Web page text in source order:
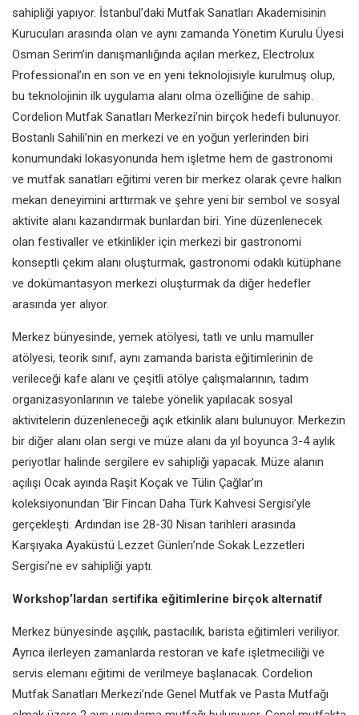
sahipliği yapıyor. İstanbul’daki Mutfak Sanatları Akademisinin
Kurucuları arasında olan ve aynı zamanda Yönetim Kurulu Üyesi
Osman Serim’in danışmanlığında açılan merkez, Electrolux
Professional’ın en son ve en yeni teknolojisiyle kurulmuş olup,
bu teknolojinin ilk uygulama alanı olma özelliğine de sahip.
Cordelion Mutfak Sanatları Merkezi’nin birçok hedefi bulunuyor.
Bostanlı Sahili’nin en merkezi ve en yoğun yerlerinden biri
konumundaki lokasyonunda hem işletme hem de gastronomi
ve mutfak sanatları eğitimi veren bir merkez olarak çevre halkın
mekan deneyimini arttırmak ve şehre yeni bir sembol ve sosyal
aktivite alanı kazandırmak bunlardan biri. Yine düzenlenecek
olan festivaller ve etkinlikler için merkezi bir gastronomi
konseptli çekim alanı oluşturmak, gastronomi odaklı kütüphane
ve dokümantasyon merkezi oluşturmak da diğer hedefler
arasında yer alıyor.
Merkez bünyesinde, yemek atölyesi, tatlı ve unlu mamuller
atölyesi, teorik sınıf, aynı zamanda barista eğitimlerinin de
verileceği kafe alanı ve çeşitli atölye çalışmalarının, tadım
organizasyonlarının ve talebe yönelik yapılacak sosyal
aktivitelerin düzenleneceği açık etkinlik alanı bulunuyor. Merkezin
bir diğer alanı olan sergi ve müze alanı da yıl boyunca 3-4 aylık
periyotlar halinde sergilere ev sahipliği yapacak. Müze alanın
açılışı Ocak ayında Raşit Koçak ve Tülin Çağlar’ın
koleksiyonundan ‘Bir Fincan Daha Türk Kahvesi Sergisi’yle
gerçekleşti. Ardından ise 28-30 Nisan tarihleri arasında
Karşıyaka Ayaküstü Lezzet Günleri’nde Sokak Lezzetleri
Sergisi’ne ev sahipliği yaptı.
Workshop’lardan sertifika eğitimlerine birçok alternatif
Merkez bünyesinde aşçılık, pastacılık, barista eğitimleri veriliyor.
Ayrıca ilerleyen zamanlarda restoran ve kafe işletmeciliği ve
servis elemanı eğitimi de verilmeye başlanacak. Cordelion
Mutfak Sanatları Merkezi’nde Genel Mutfak ve Pasta Mutfağı